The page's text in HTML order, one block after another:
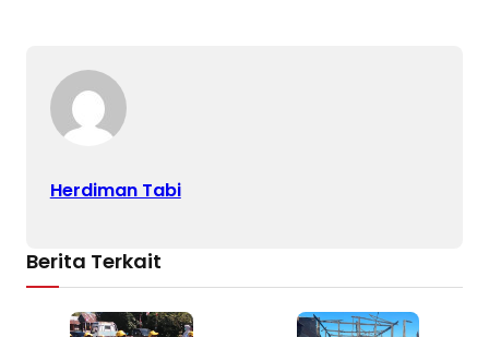
Herdiman Tabi
Berita Terkait